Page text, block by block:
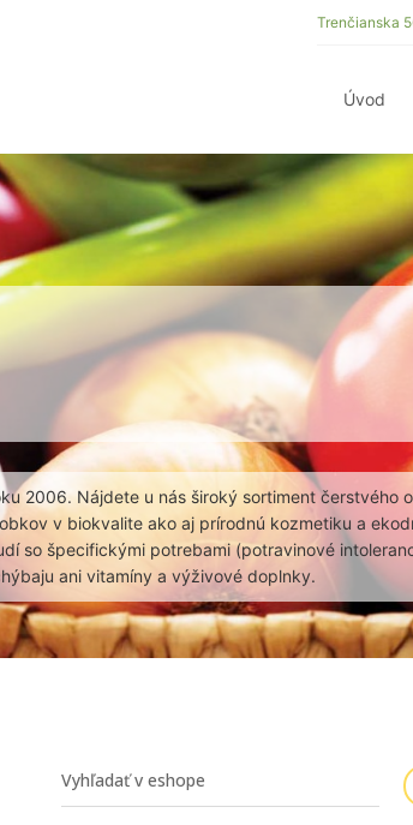
Úvod
Trenčianska
2006. Nájdete u nás široký sortiment čerstvého
v biokvalite ako aj prírodnú kozmetiku a
so špecifickými potrebami (potravinové
ani vitamíny a výživové doplnky.